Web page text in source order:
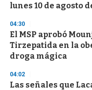
lunes 10 de agosto
04:30
El MSP aprobó
Tirzepatida en la
droga mágica
04:02
Las señales que